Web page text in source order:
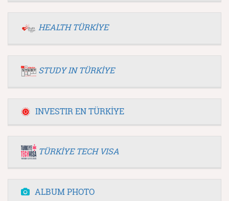
HEALTH TÜRKİYE
STUDY IN TÜRKİYE
INVESTIR EN TÜRKİYE
TÜRKİYE TECH VISA
ALBUM PHOTO